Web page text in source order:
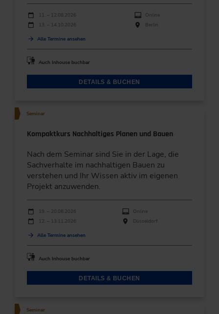
Durchführungen
Veranstaltungsdatum
11. – 12.08.2026
Online
13. – 14.10.2026
Berlin
Alle Termine ansehen
Auch Inhouse buchbar
DETAILS & BUCHEN
Seminar
Kompaktkurs Nachhaltiges Planen und Bauen
Nach dem Seminar sind Sie in der Lage, die
Sachverhalte im nachhaltigen Bauen zu
verstehen und Ihr Wissen aktiv im eigenen
Projekt anzuwenden.
Durchführungen
Veranstaltungsdatum
19. – 20.08.2026
Online
12. – 13.11.2026
Düsseldorf
Alle Termine ansehen
Auch Inhouse buchbar
DETAILS & BUCHEN
Seminar